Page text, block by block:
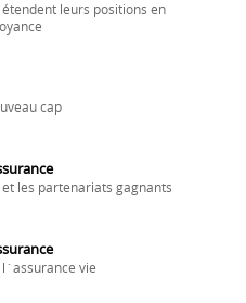
leurs positions en
cap
et les partenariats gagnants
vie